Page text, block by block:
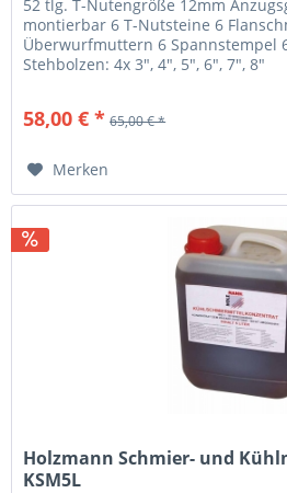
52 tlg. T-Nutengröße 12mm
montierbar 6 T-Nutsteine 6
Überwurfmuttern 6 Spannstempel
Stehbolzen: 4x 3", 4", 5", 6", 7", 8"
58,00 € * 65,00 € *
Merken
Holzmann Schmier- und
KSM5L